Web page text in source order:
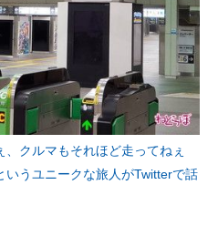
、クルマもそれほど走ってねぇ
うユニークな旅人がTwitterで話